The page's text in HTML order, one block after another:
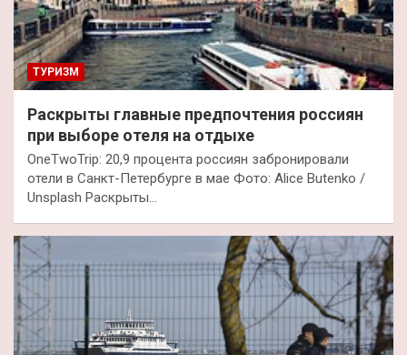
ТУРИЗМ
Раскрыты главные предпочтения россиян
при выборе отеля на отдыхе
OneTwoTrip: 20,9 процента россиян забронировали
отели в Санкт-Петербурге в мае Фото: Alice Butenko /
Unsplash Раскрыты…